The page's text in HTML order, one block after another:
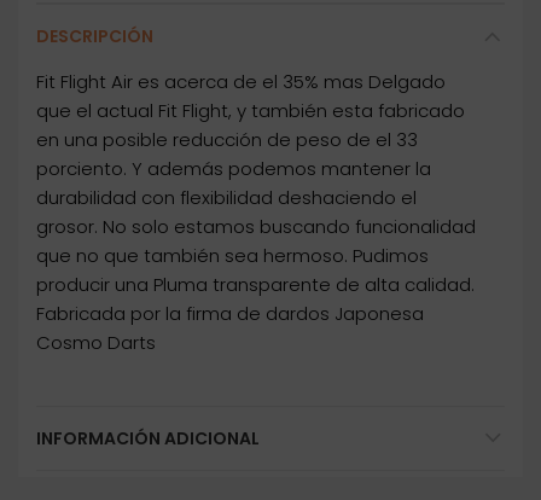
DESCRIPCIÓN
Fit Flight Air es acerca de el 35% mas Delgado
que el actual Fit Flight, y también esta fabricado
en una posible reducción de peso de el 33
porciento. Y además podemos mantener la
durabilidad con flexibilidad deshaciendo el
grosor. No solo estamos buscando funcionalidad
que no que también sea hermoso. Pudimos
producir una Pluma transparente de alta calidad.
Fabricada por la firma de dardos Japonesa
Cosmo Darts
INFORMACIÓN ADICIONAL